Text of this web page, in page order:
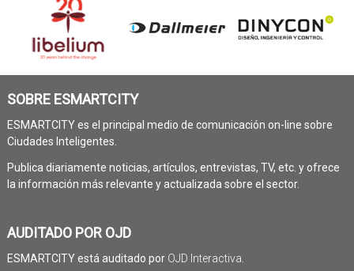
SOBRE ESMARTCITY
ESMARTCITY es el principal medio de comunicación on-line sobre
Ciudades Inteligentes.
Publica diariamente noticias, artículos, entrevistas, TV, etc. y ofrece
la información más relevante y actualizada sobre el sector.
AUDITADO POR OJD
ESMARTCITY está auditado por OJD Interactiva